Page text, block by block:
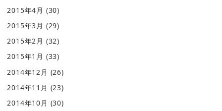
2015年4月 (30)
2015年3月 (29)
2015年2月 (32)
2015年1月 (33)
2014年12月 (26)
2014年11月 (23)
2014年10月 (30)